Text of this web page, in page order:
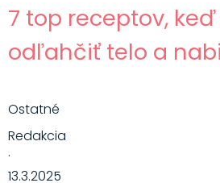
7 top receptov,
odľahčiť telo a
Ostatné
Redakcia
·
13.3.2025